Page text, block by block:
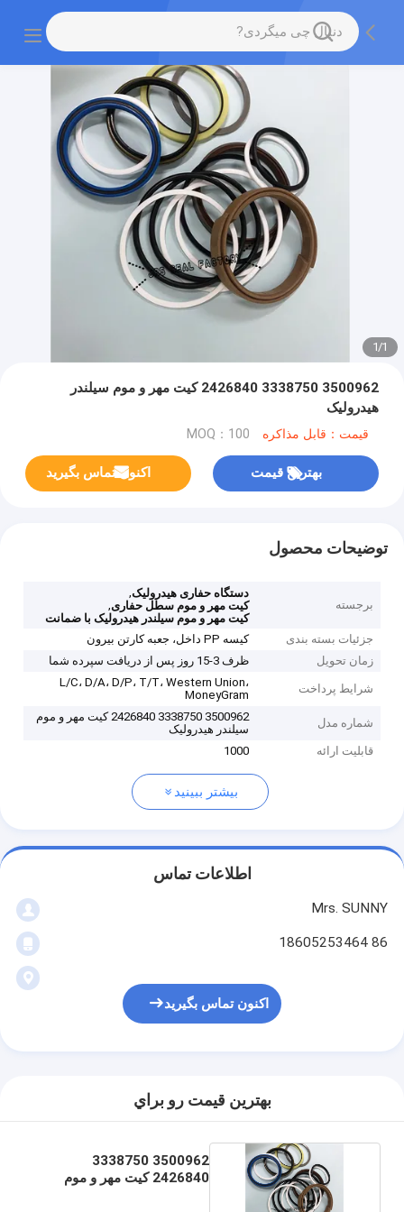
1
/
1
3500962 3338750 2426840 کیت مهر و موم سیلندر
هیدرولیک
قیمت：قابل مذاکره MOQ：100
بهترین قیمت اکنون تماس بگیرید
توضیحات محصول
برجسته
دستگاه حفاری هیدرولیک,
کیت مهر و موم سطل حفاری,
کیت مهر و موم سیلندر هیدرولیک با ضمانت
جزئیات بسته بندی
کیسه PP داخل، جعبه کارتن بیرون
زمان تحویل
ظرف 3-15 روز پس از دریافت سپرده شما
شرایط پرداخت
L/C، D/A، D/P، T/T، Western Union،
MoneyGram
شماره مدل
3500962 3338750 2426840 کیت مهر و موم
سیلندر هیدرولیک
قابلیت ارائه
1000
بیشتر ببینید
اطلاعات تماس
Mrs. SUNNY
86 18605253464
اکنون تماس بگیرید
بهترين قيمت رو براي
3500962 3338750
2426840 کیت مهر و موم